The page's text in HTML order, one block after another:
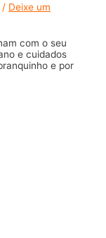
/ Deixe um
com o seu
e cuidados
e por